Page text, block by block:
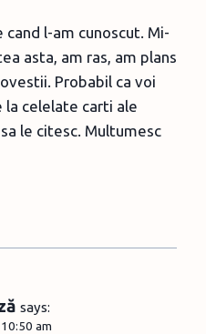
l-am cunoscut. Mi-
asta, am ras, am plans
Probabil ca voi
la celelate carti ale
le citesc. Multumesc
says:
am